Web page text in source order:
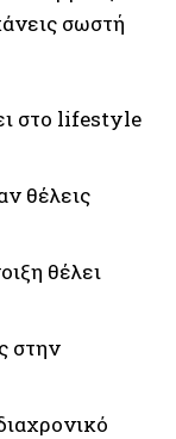
σωστή
στο lifestyle
θέλεις
θέλει
στην